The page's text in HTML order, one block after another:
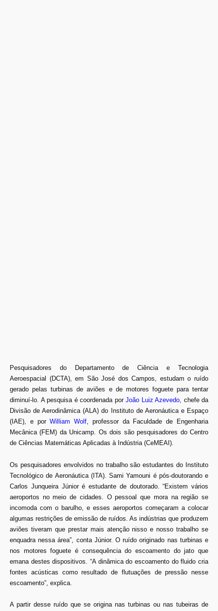
Pesquisadores do Departamento de Ciência e Tecnologia
Aeroespacial (DCTA), em São José dos Campos, estudam o ruído
gerado pelas turbinas de aviões e de motores foguete para tentar
diminuí-lo. A pesquisa é coordenada por João Luiz Azevedo, chefe da
Divisão de Aerodinâmica (ALA) do Instituto de Aeronáutica e Espaço
(IAE), e porWilliam Wolf, professor da Faculdade de Engenharia
Mecânica (FEM) da Unicamp. Os dois são pesquisadores do Centro
de Ciências Matemáticas Aplicadas à Indústria (CeMEAI).
Os pesquisadores envolvidos no trabalho são estudantes do Instituto
Tecnológico de Aeronáutica (ITA). Sami Yamouni é pós-doutorando e
Carlos Junqueira Júnior é estudante de doutorado. “Existem vários
aeroportos no meio de cidades. O pessoal que mora na região se
incomoda com o barulho, e esses aeroportos começaram a colocar
algumas restrições de emissão de ruídos. As indústrias que produzem
aviões tiveram que prestar mais atenção nisso e nosso trabalho se
enquadra nessa área”, conta Júnior. O ruído originado nas turbinas e
nos motores foguete é consequência do escoamento do jato que
emana destes dispositivos. “A dinâmica do escoamento do fluido cria
fontes acústicas como resultado de flutuações de pressão nesse
escoamento”, explica.
A partir desse ruído que se origina nas turbinas ou nas tubeiras de